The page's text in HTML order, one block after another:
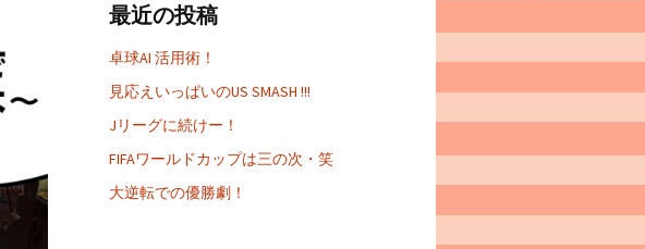
最近の投稿
卓球AI 活用術！
見応えいっぱいのUS SMASH !!!
Jリーグに続けー！
FIFAワールドカップは三の次・笑
大逆転での優勝劇！